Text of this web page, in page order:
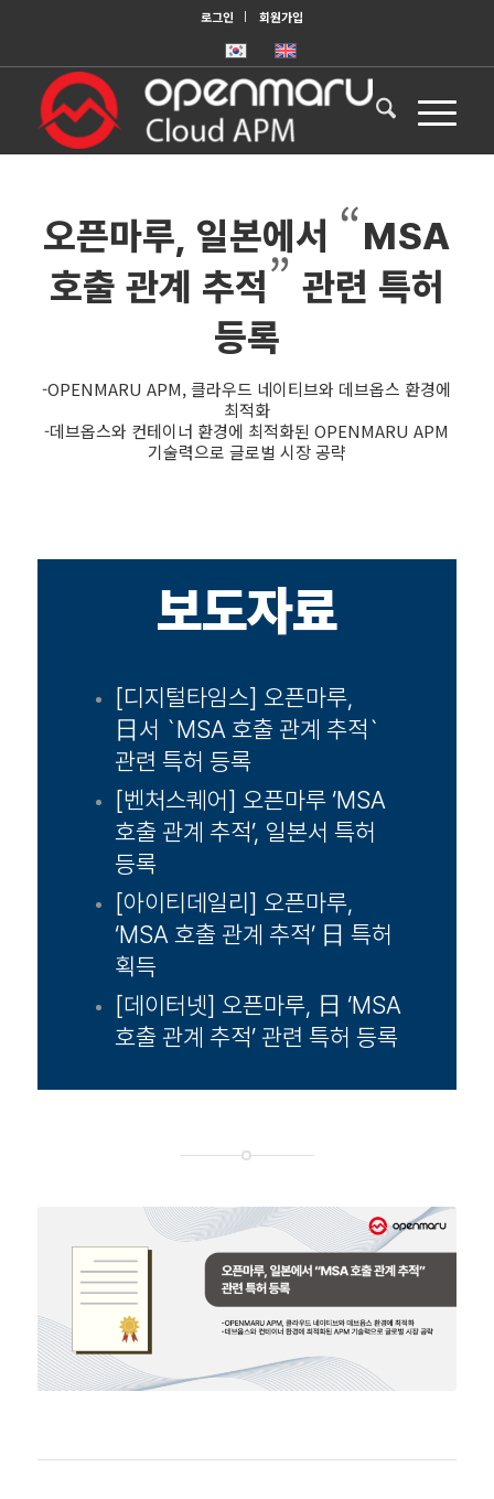
로그인 회원가입
오픈마루, 일본에서 “MSA
호출 관계 추적” 관련 특허
등록
-OPENMARU APM, 클라우드 네이티브와 데브옵스 환경에
최적화
-데브옵스와 컨테이너 환경에 최적화된 OPENMARU APM
기술력으로 글로벌 시장 공략
보도자료
[디지털타임스] 오픈마루,
日서 `MSA 호출 관계 추적`
관련 특허 등록
[벤처스퀘어] 오픈마루 ‘MSA
호출 관계 추적’, 일본서 특허
등록
[아이티데일리] 오픈마루,
‘MSA 호출 관계 추적’ 日 특허
획득
[데이터넷] 오픈마루, 日 ‘MSA
호출 관계 추적’ 관련 특허 등록